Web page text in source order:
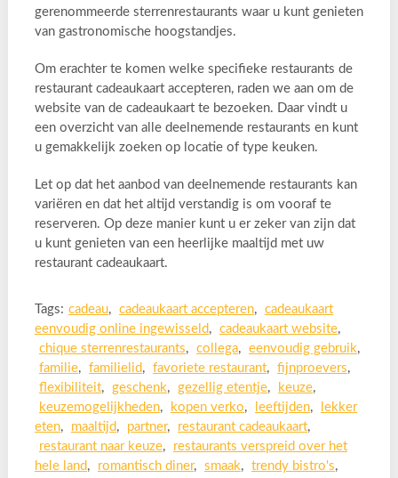
gerenommeerde sterrenrestaurants waar u kunt genieten
van gastronomische hoogstandjes.
Om erachter te komen welke specifieke restaurants de
restaurant cadeaukaart accepteren, raden we aan om de
website van de cadeaukaart te bezoeken. Daar vindt u
een overzicht van alle deelnemende restaurants en kunt
u gemakkelijk zoeken op locatie of type keuken.
Let op dat het aanbod van deelnemende restaurants kan
variëren en dat het altijd verstandig is om vooraf te
reserveren. Op deze manier kunt u er zeker van zijn dat
u kunt genieten van een heerlijke maaltijd met uw
restaurant cadeaukaart.
Tags: cadeau, cadeaukaart accepteren, cadeaukaart
eenvoudig online ingewisseld, cadeaukaart website,
chique sterrenrestaurants, collega, eenvoudig gebruik,
familie, familielid, favoriete restaurant, fijnproevers,
flexibiliteit, geschenk, gezellig etentje, keuze,
keuzemogelijkheden, kopen verko, leeftijden,
lekker
eten, maaltijd, partner, restaurant cadeaukaart,
restaurant naar keuze,
restaurants verspreid over het
hele land, romantisch diner, smaak, trendy bistro's,